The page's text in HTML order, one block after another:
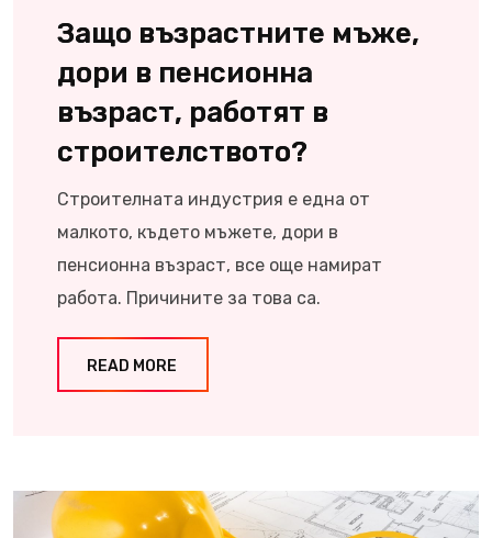
Защо възрастните мъже,
дори в пенсионна
възраст, работят в
строителството?
Строителната индустрия е една от
малкото, където мъжете, дори в
пенсионна възраст, все още намират
работа. Причините за това са.
READ MORE